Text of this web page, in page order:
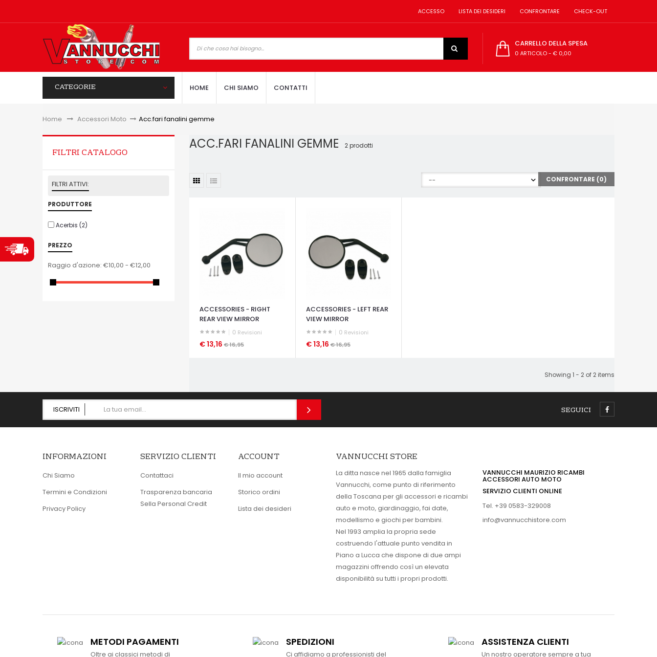
ACCESSO LISTA DEI DESIDERI CONFRONTARE CHECK-OUT
CARRELLO DELLA SPESA
0 ARTICOLO- € 0,00
CATEGORIE HOME CHI SIAMO CONTATTI
Home &gt;Accessori Moto > Acc.fari fanalini gemme
FILTRI CATALOGO
FILTRI ATTIVI:
PRODUTTORE
Acerbis (2)
PREZZO
Raggio d'azione: €10,00 - €12,00
ACC.FARI FANALINI GEMME 2 prodotti
CONFRONTARE (0)
ACCESSORIES - RIGHT
REAR VIEW MIRROR
0 Revisioni
€ 13,16 € 16,95
ACCESSORIES - LEFT REAR
VIEW MIRROR
0 Revisioni
€ 13,16€ 16,95
Showing 1 - 2 of 2 items
ISCRIVITI SEGUICI
INFORMAZIONI
Chi Siamo
Termini e Condizioni
Privacy Policy
SERVIZIO CLIENTI
Contattaci
Trasparenza bancaria
Sella Personal Credit
ACCOUNT
Il mio account
Storico ordini
Lista dei desideri
VANNUCCHI STORE
La ditta nasce nel 1965 dalla famiglia
Vannucchi, come punto di riferimento
della Toscana per gli accessori e ricambi
auto e moto, giardinaggio, fai date,
modellismo e giochi per bambini.
Nel 1993 amplia la propria sede
costruendo l'attuale punto vendita in
Piano a Lucca che dispone di due ampi
magazzini offrendo così un elevata
disponibilità su tutti i propri prodotti.
VANNUCCHI MAURIZIO RICAMBI
ACCESSORI AUTO MOTO
SERVIZIO CLIENTI ONLINE
Tel. +39 0583-329008
info@vannucchistore.com
METODI PAGAMENTI
Oltre ai classici metodi di
SPEDIZIONI
Ci affidiamo a professionisti del
ASSISTENZA CLIENTI
Un nostro operatore sempre a tua